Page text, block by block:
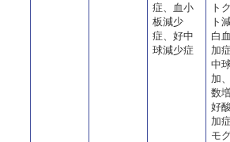
症、血小
板減少
症、好中
球減少症
ト
ト
白
加
中
加
数
好
加
モ